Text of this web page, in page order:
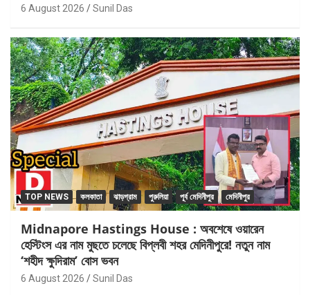
6 August 2026 Sunil Das
TOP NEWS কলকাতা ঝাড়গ্রাম পুরুলিয়া পূর্ব মেদিনীপুর মেদিনীপুর
Midnapore Hastings House : অবশেষে ওয়ারেন
হেস্টিংস এর নাম মুছতে চলেছে বিপ্লবী শহর মেদিনীপুরে! নতুন নাম
‘শহীদ ক্ষুদিরাম’ বোস ভবন
6 August 2026 Sunil Das